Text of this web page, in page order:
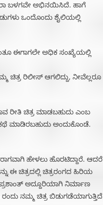
ಬಳಗವೇ ಅಭಿನಯಿಸಿದೆ. ಹಾಗೆ
ಒಂದೊಂದು ಶೈಲಿಯಲ್ಲಿ
ಈಗಾಗಲೇ ಅಧಿಕ ಸಂಖ್ಯೆಯಲ್ಲಿ
ಚಿತ್ರ ರಿಲೀಸ್ ಆಗಲಿದ್ದು, ನೀವೆಲ್ಲರೂ
ರೀತಿ ಚಿತ್ರ ಮಾಡಬಹುದು ಎಂಬ
ಮಾಡಿರಬಹುದು ಅಂದುಕೊಂಡೆ.
ಹೇಳಲು ಹೊರಟಿದ್ದಾರೆ. ಆದರೆ
ಈ ಚಿತ್ರದಲ್ಲಿ ಚಿತ್ರರಂಗದ ಹಿರಿಯ
ಅದ್ದೂರಿಯಾಗಿ ನಿರ್ಮಾಣ
ನಮ್ಮ ಚಿತ್ರ ಬಿಡುಗಡೆಯಾಗುತ್ತಿದೆ